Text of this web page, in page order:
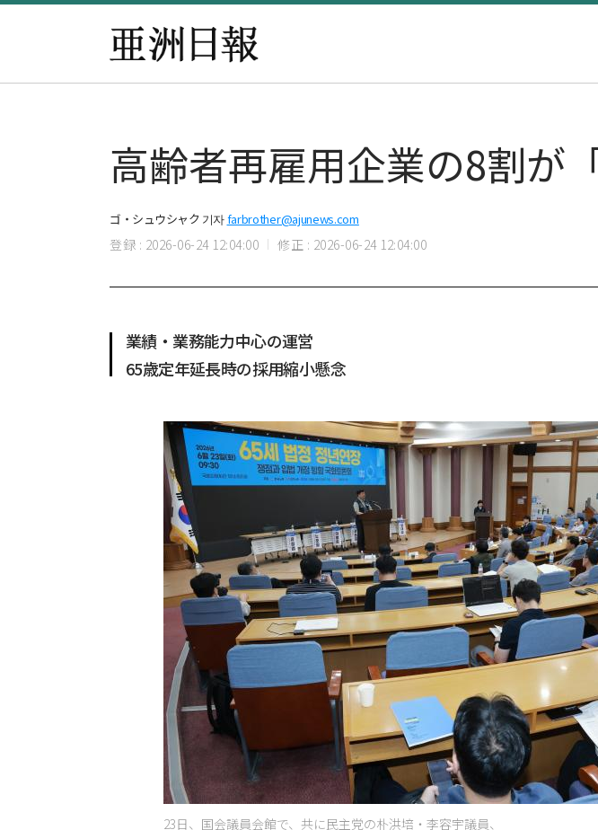
高齢者再雇用企業の8割が
ゴ・シュウシャク 기자farbrother@ajunews.com
登録 : 2026-06-24 12:04:00 修正 : 2026-06-24 12:04:00
業績・業務能力中心の運営
65歳定年延長時の採用縮小懸念
23日、国会議員会館で、共に民主党の朴洪培・李容宇議員、